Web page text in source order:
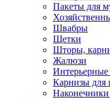
Пакеты для
Швабры
Щетки
Шторы,
Жалюзи
Карнизы для
Наконечники